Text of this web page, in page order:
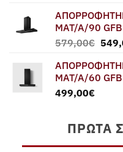
MAT/A/90
579,00€
was:
MAT/A/60
499,00€
ΠΡΏΤΑ